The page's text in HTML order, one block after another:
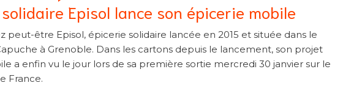
solidaire Episol lance son épicerie mobile
peut-être Episol, épicerie solidaire lancée en 2015 et située dans le
à Grenoble. Dans les cartons depuis le lancement, son projet
a enfin vu le jour lors de sa première sortie mercredi 30 janvier sur le
France.